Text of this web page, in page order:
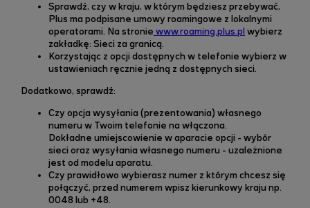
Sprawdź, czy w kraju, w którym będziesz przebywać,
Plus ma podpisane umowy roamingowe z lokalnymi
operatorami. Na stronie www.roaming.plus.pl wybierz
zakładkę: Sieci za granicą.
Korzystając z opcji dostępnych w telefonie wybierz w
ustawieniach ręcznie jedną z dostępnych sieci.
Dodatkowo, sprawdź:
Czy opcja wysyłania (prezentowania) własnego
numeru w Twoim telefonie na włączona.
Dokładne umiejscowienie w aparacie opcji - wybór
sieci oraz wysyłania własnego numeru - uzależnione
jest od modelu aparatu.
Czy prawidłowo wybierasz numer z którym chcesz się
połączyć, przed numerem wpisz kierunkowy kraju np.
0048 lub +48.